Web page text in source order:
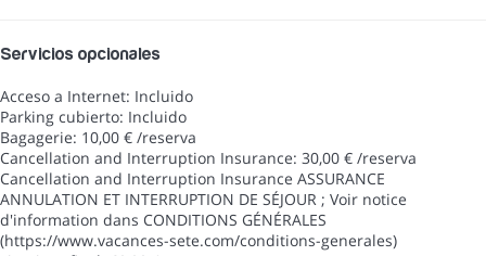
Servicios opcionales
Acceso a Internet: Incluido
Parking cubierto: Incluido
Bagagerie: 10,00 € /reserva
Cancellation and Interruption Insurance: 30,00 € /reserva
Cancellation and Interruption Insurance ASSURANCE
ANNULATION ET INTERRUPTION DE SÉJOUR ; Voir notice
d'information dans CONDITIONS GÉNÉRALES
(https://www.vacances-sete.com/conditions-generales)